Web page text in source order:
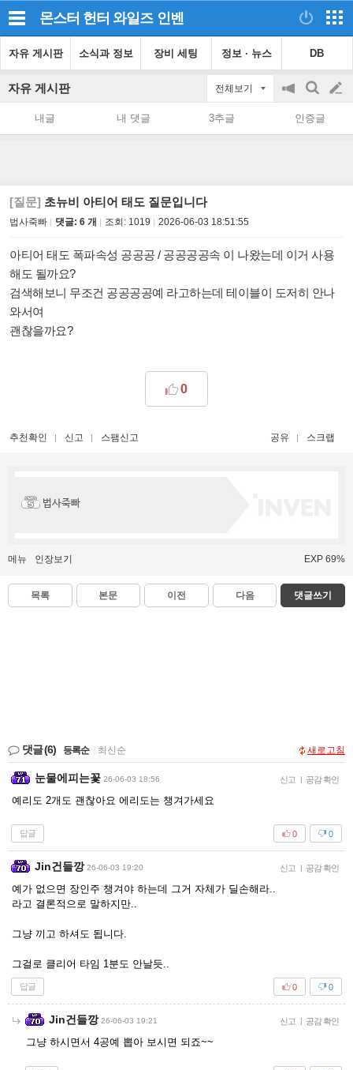
몬스터 헌터 와일즈 인벤
자유 게시판 소식과 정보 장비 세팅 정보 · 뉴스 DB
자유 게시판 전체보기
공
on/off
검
색
글
쓰
내글 내 댓글 3추글 인증글
[질문] 초뉴비 아티어 태도 질문입니다
법사죽빠 댓글: 6 개 조회: 1019 2026-06-03 18:51:55
아티어 태도 폭파속성 공공공 / 공공공공속 이 나왔는데 이거 사용
해도 될까요?
검색해보니 무조건 공공공공예 라고하는데 테이블이 도저히 안나
와서여
괜찮을까요?
0
추천확인 신고 스팸신고 공유 스크랩
법사죽빠
메뉴 인장보기 EXP 69%
목록 본문 이전 다음 댓글쓰기
댓글(6) 등록순 최신순 새로고침
눈물에피는꽃 26-06-03 18:56 신고 | 공감 확인
예리도 2개도 괜찮아요 에리도는 챙겨가세요
답글 0
0
Jin건들깡 26-06-03 19:20 신고 | 공감 확인
예가 없으면 장인주 챙겨야 하는데 그거 자체가 딜손해라..
라고 결론적으로 말하지만..
그냥 끼고 하셔도 됩니다.
그걸로 클리어 타임 1분도 안날듯..
답글 0
0
Jin건들깡 26-06-03 19:21 신고 | 공감 확인
그냥 하시면서 4공예 뽑아 보시면 되죠~~